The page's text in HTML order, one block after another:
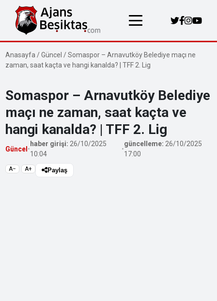
Anasayfa /Güncel /Somaspor – Arnavutköy Belediye maçı ne
zaman, saat kaçta ve hangi kanalda? | TFF 2. Lig
Somaspor – Arnavutköy Belediye
maçı ne zaman, saat kaçta ve
hangi kanalda? | TFF 2. Lig
Güncel•
haber girişi: 26/10/2025
10:04
•
güncelleme: 26/10/2025
17:00
A− A+ Paylaş